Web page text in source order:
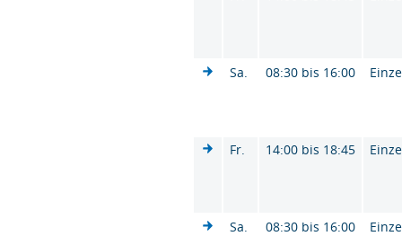
Sa. 08:30 bis 16:00
Fr. 14:00 bis 18:45
Sa. 08:30 bis 16:00